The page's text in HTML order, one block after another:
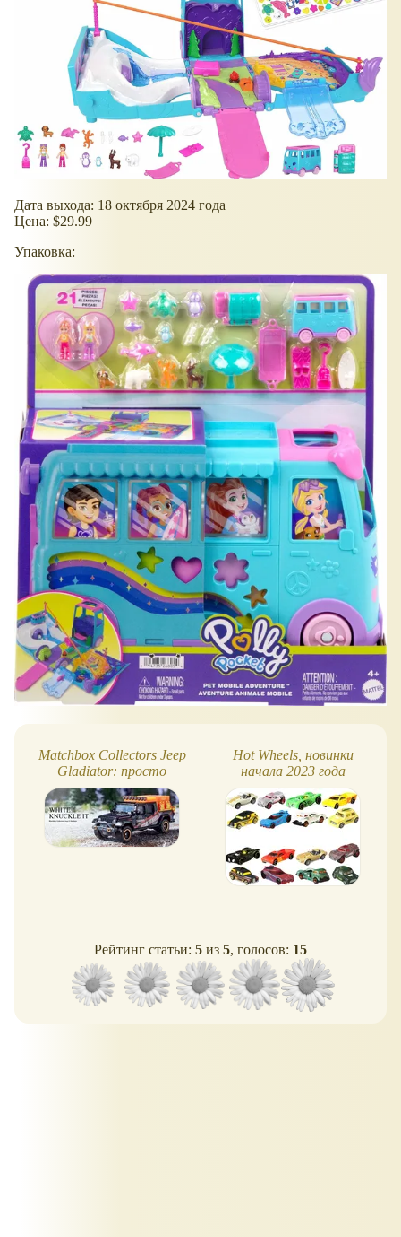
Дата выхода: 18 октября 2024 года
Цена: $29.99
Упаковка:
Matchbox Collectors Jeep
Gladiator: просто
блестящий джип!
Hot Wheels, новинки
начала 2023 года
Рейтинг статьи: 5 из 5, голосов: 15